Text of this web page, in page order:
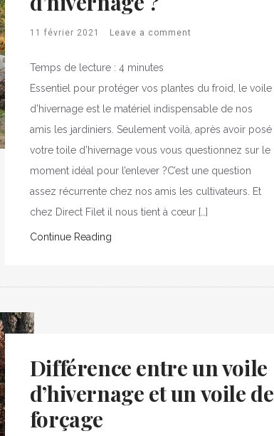
11 février 2021 Leave a comment
Temps de lecture : 4 minutes
Essentiel pour protéger vos plantes du froid, le voile
d’hivernage est le matériel indispensable de nos
amis les jardiniers. Seulement voilà, après avoir posé
votre toile d’hivernage vous vous questionnez sur le
moment idéal pour l’enlever ?C’est une question
assez récurrente chez nos amis les cultivateurs. Et
chez Direct Filet il nous tient à cœur […]
Continue Reading
Différence entre un voile
d’hivernage et un voile de
forçage